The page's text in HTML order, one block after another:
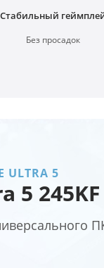
Стабильный
Без просадок
ULTRA 5
5 245KF